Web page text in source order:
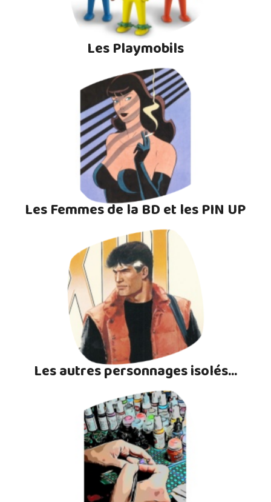
Les Playmobils
Les Femmes de la BD et les PIN UP
Les autres personnages isolés...